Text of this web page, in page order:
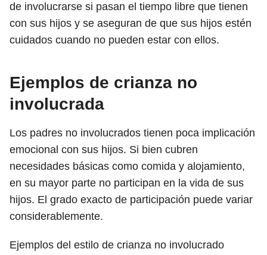
de involucrarse si pasan el tiempo libre que tienen
con sus hijos y se aseguran de que sus hijos estén
cuidados cuando no pueden estar con ellos.
Ejemplos de crianza no
involucrada
Los padres no involucrados tienen poca implicación
emocional con sus hijos. Si bien cubren
necesidades básicas como comida y alojamiento,
en su mayor parte no participan en la vida de sus
hijos. El grado exacto de participación puede variar
considerablemente.
Ejemplos del estilo de crianza no involucrado